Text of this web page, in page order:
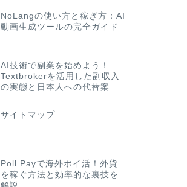
NoLangの使い方と稼ぎ方：AI
動画生成ツールの完全ガイド
AI技術で副業を始めよう！
Textbrokerを活用した副収入
の実態と日本人への代替案
サイトマップ
Poll Payで海外ポイ活！外貨
を稼ぐ方法と効率的な裏技を